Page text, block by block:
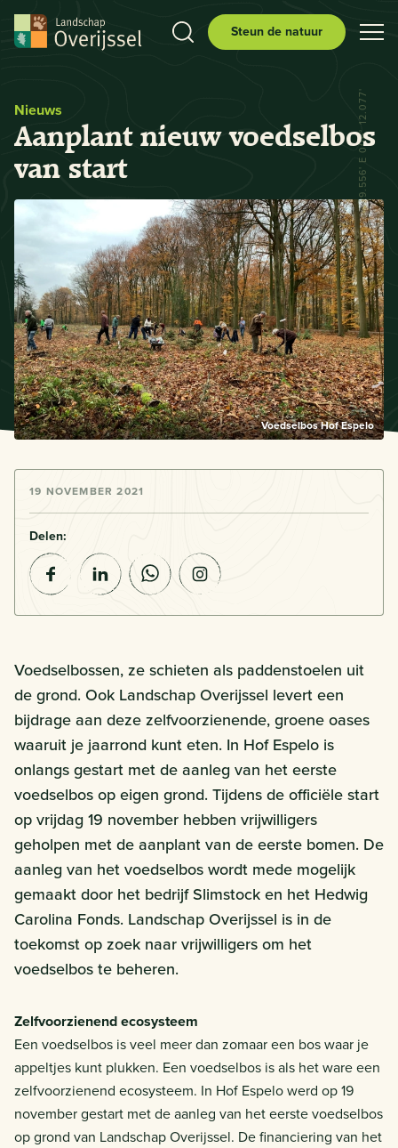
Steun de natuur
Nieuws
Aanplant nieuw voedselbos
van start
Voedselbos Hof Espelo
N 52° 29.556' E 006° 12.077'
19 NOVEMBER 2021
Delen:
Voedselbossen, ze schieten als paddenstoelen uit
de grond. Ook Landschap Overijssel levert een
bijdrage aan deze zelfvoorzienende, groene oases
waaruit je jaarrond kunt eten. In Hof Espelo is
onlangs gestart met de aanleg van het eerste
voedselbos op eigen grond. Tijdens de officiële start
op vrijdag 19 november hebben vrijwilligers
geholpen met de aanplant van de eerste bomen. De
aanleg van het voedselbos wordt mede mogelijk
gemaakt door het bedrijf Slimstock en het Hedwig
Carolina Fonds. Landschap Overijssel is in de
toekomst op zoek naar vrijwilligers om het
voedselbos te beheren.
Zelfvoorzienend ecosysteem
Een voedselbos is veel meer dan zomaar een bos waar je
appeltjes kunt plukken. Een voedselbos is als het ware een
zelfvoorzienend ecosysteem. In Hof Espelo werd op 19
november gestart met de aanleg van het eerste voedselbos
op grond van Landschap Overijssel. De financiering van het